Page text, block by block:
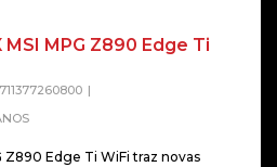
MPG Z890 Edge Ti
Z890 Edge Ti WiFi traz novas